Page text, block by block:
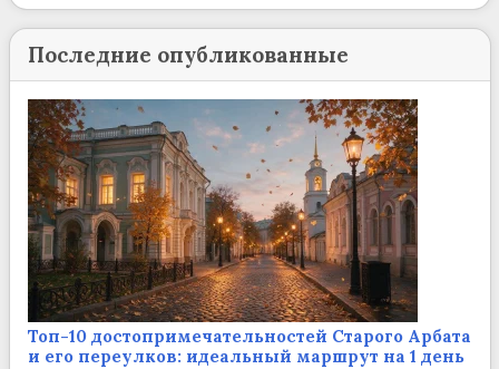
Последние опубликованные
Топ-10 достопримечательностей Старого Арбата
и его переулков: идеальный маршрут на 1 день